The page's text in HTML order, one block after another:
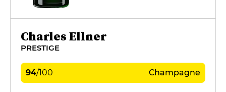
Charles Ellner
PRESTIGE
94/100 Champagne